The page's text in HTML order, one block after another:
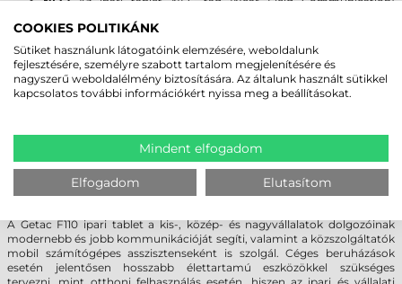
kétoldalú kommunikációt tesz lehetővé az eszközök között (pl.
adatgyűjtő vagy nyomtató) egymáshoz érintéssel vagy
egymáshoz nagyon közel helyezéssel (max. 4 cm). A felhasználók
nyomtatásokat indíthatnak, dokumentumokat, névjegyeket
oszthatnak meg, tranzakciókat kezdeményezhetnek,
információkat gyűjthetnek NFC kártyákról, vagy akár beléptető
soros (RS232), 10/100/1000 Ethernet vagy 2db USB 2.0 port-tal
bővíthető.
TERVEZZEN HOSSZÚTÁVRA!
A Getac F110 ipari tablet a kis-, közép- és nagyvállalatok dolgozóinak
modernebb és jobb kommunikációját segíti, valamint a közszolgáltatók
mobil számítógépes asszisztenseként is szolgál. Céges beruházások
esetén jelentősen hosszabb élettartamú eszközökkel szükséges
COOKIES POLITIKÁNK
Sütiket használunk látogatóink elemzésére, weboldalunk
fejlesztésére, személyre szabott tartalom megjelenítésére és
nagyszerű weboldalélmény biztosítására. Az általunk használt sütikkel
kapcsolatos további információkért nyissa meg a beállításokat.
Mindent elfogadom
Elfogadom Elutasítom